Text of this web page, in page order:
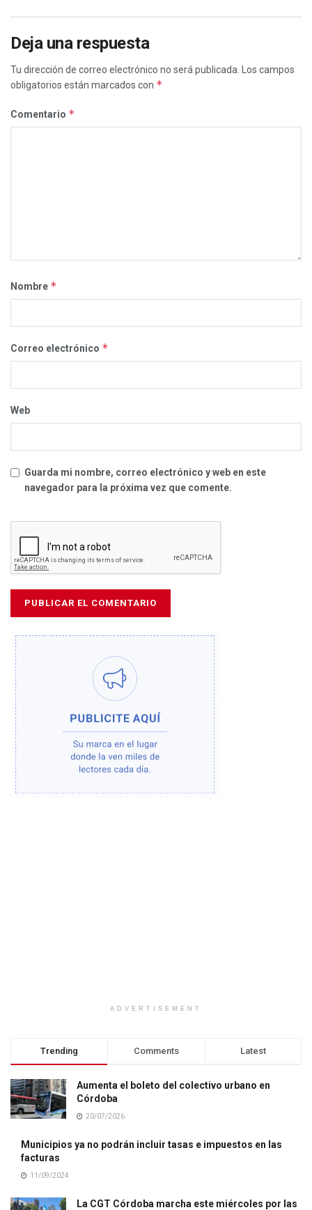
Deja una respuesta
Tu dirección de correo electrónico no será publicada.
Los campos
obligatorios están marcados con *
Comentario *
Nombre *
Correo electrónico *
Web
Guarda mi nombre, correo electrónico y web en este
navegador para la próxima vez que comente.
ADVERTISEMENT
Trending Comments Latest
Aumenta el boleto del colectivo urbano en
Córdoba
20/07/2026
Municipios ya no podrán incluir tasas e impuestos en las
facturas
11/09/2024
La CGT Córdoba marcha este miércoles por las